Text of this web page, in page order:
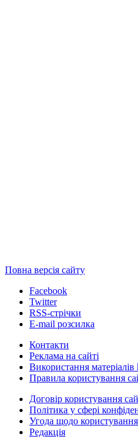
Повна версія сайту
Facebook
Twitter
RSS-стрічки
E-mail розсилка
Контакти
Реклама на сайті
Використання
Правила користування
Договір користування
Політика у сфері
Угода щодо користування
Редакція